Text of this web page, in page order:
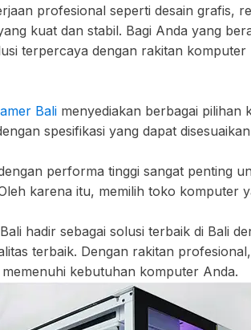
profesional seperti desain grafis,
kuat dan stabil. Bagi Anda yang
terpercaya dengan rakitan
Bali menyediakan berbagai
spesifikasi yang dapat
performa tinggi sangat penting
karena itu, memilih toko komputer
hadir sebagai solusi terbaik di Bali
terbaik. Dengan rakitan
kebutuhan komputer Anda.